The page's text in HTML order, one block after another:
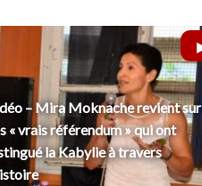
– Mira Moknache revient sur
« vrais référendum » qui ont
la Kabylie à travers